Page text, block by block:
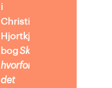
i
Christian
Hjortkjærs
bogSkamfuld –
hvorfor
det